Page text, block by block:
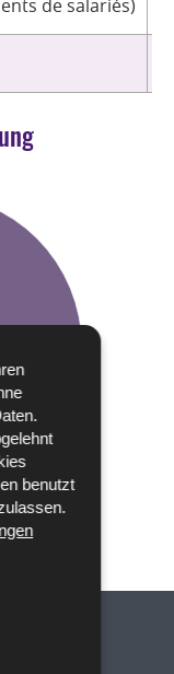
benutzt
de salariés)